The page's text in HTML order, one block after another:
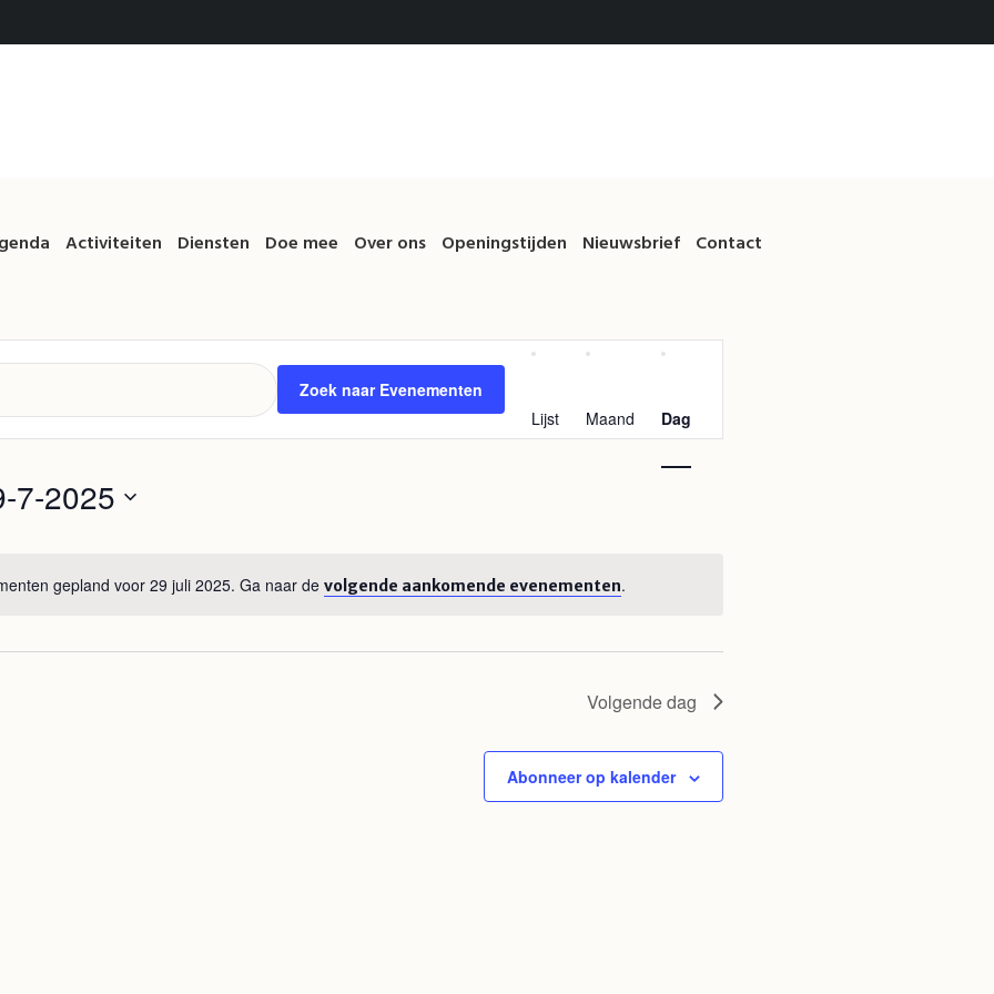
Activiteiten Diensten Doe mee Over ons Openingstijden Nieuwsbrief Contact
gepland voor 29 juli 2025. Ga naar de volgende aankomende evenementen.
Zoek naar Evenementen
Evenement
navigatie
Lijst Maand Dag
7-2025
Volgende dag
Abonneer op kalender